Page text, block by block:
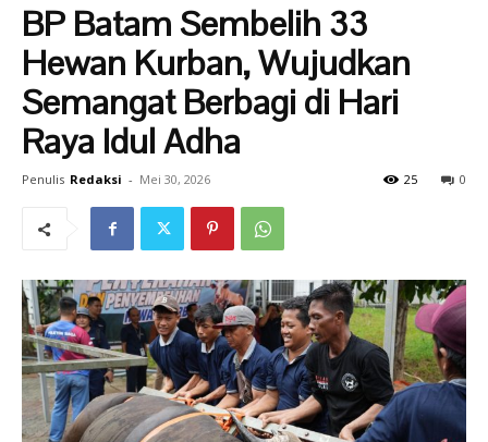
BP Batam Sembelih 33
Hewan Kurban, Wujudkan
Semangat Berbagi di Hari
Raya Idul Adha
Penulis Redaksi - Mei 30, 2026 0
25